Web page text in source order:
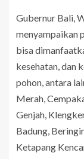
Gubernur Bali,
menyampaikan
bisa
kesehatan, dan
pohon, antara
Merah,
Genjah,
Badung,
Ketapang